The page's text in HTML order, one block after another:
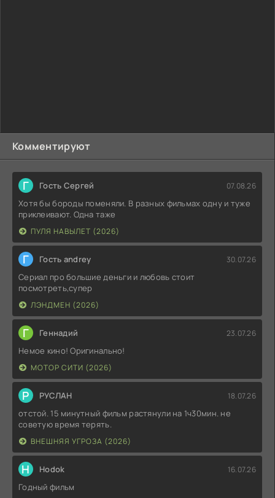
Комментируют
Г Гость Сергей 07.08.26
Хотя бы бороды поменяли. В разных фильмах одну и туже
приклеивают. Одна таже
ПУЛЯ НАВЫЛЕТ (2026)
Г Гость andrey 30.07.26
Сериал про большие деньги и любовь стоит
посмотреть,супер
ЛЭНДМЕН (2026)
Г Геннадий 23.07.26
Немое кино! Оригинально!
МОТОР СИТИ (2026)
Р РУСЛАН 18.07.26
отстой. 15 минутный фильм растянули на 1ч30мин. не
советую время терять.
ВНЕШНЯЯ УГРОЗА (2026)
H Hodok 16.07.26
Годный фильм